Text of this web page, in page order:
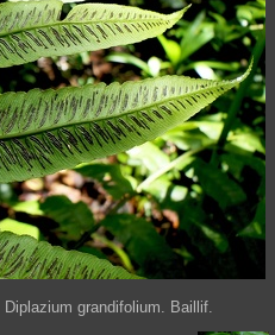
grandifolium. Baillif.